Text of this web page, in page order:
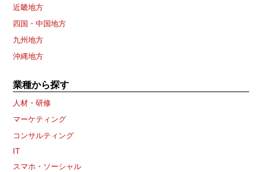
近畿地方
四国・中国地方
九州地方
沖縄地方
業種から探す
人材・研修
マーケティング
コンサルティング
IT
スマホ・ソーシャル